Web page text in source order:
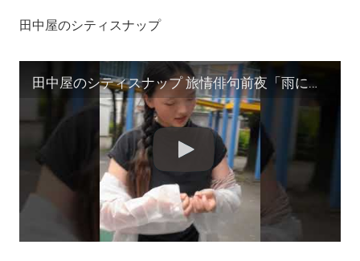
田中屋のシティスナップ
田中屋のシティスナップ 旅情俳句前夜「雨に濡れる高田馬場の女」撮影/田中宏明 #サーファー #shorts #zine